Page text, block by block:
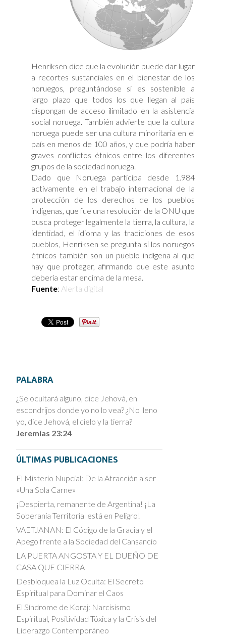
Henriksen dice que la evolución puede dar lugar
a recortes sustanciales en el bienestar de los
noruegos, preguntándose si es sostenible a
largo plazo que todos los que llegan al país
dispongan de acceso ilimitado en la asistencia
social noruega. También advierte que la cultura
noruega puede ser una cultura minoritaria en el
país en menos de 100 años, y que podría haber
graves conflictos étnicos entre los diferentes
grupos de la sociedad noruega.
Dado que Noruega participa desde 1.984
activamente en el trabajo internacional de la
protección de los derechos de los pueblos
indígenas, que fue una resolución de la ONU que
busca proteger legalmente la tierra, la cultura, la
identidad, el idioma y las tradiciones de esos
pueblos, Henriksen se pregunta si los noruegos
étnicos también son un pueblo indígena al que
hay que proteger, afirmando que este asunto
debería estar encima de la mesa.
Fuente: Alerta digital
PALABRA
¿Se ocultará alguno, dice Jehová, en
escondrijos donde yo no lo vea? ¿No lleno
yo, dice Jehová, el cielo y la tierra?
Jeremías 23:24
ÚLTIMAS PUBLICACIONES
El Misterio Nupcial: De la Atracción a ser
«Una Sola Carne»
¡Despierta, remanente de Argentina! ¡La
Soberanía Territorial está en Peligro!
VAETJANAN: El Código de la Gracia y el
Apego frente a la Sociedad del Cansancio
LA PUERTA ANGOSTA Y EL DUEÑO DE
CASA QUE CIERRA
Desbloquea la Luz Oculta: El Secreto
Espiritual para Dominar el Caos
El Síndrome de Koraj: Narcisismo
Espiritual, Positividad Tóxica y la Crisis del
Liderazgo Contemporáneo